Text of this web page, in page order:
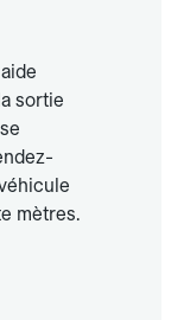
sortie
mètres.